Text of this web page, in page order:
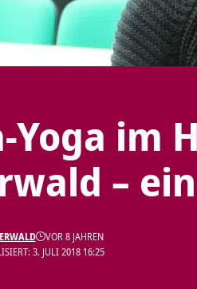
Yoga im
–
3. JULI 2018 16:25
VOR 8 JAHREN